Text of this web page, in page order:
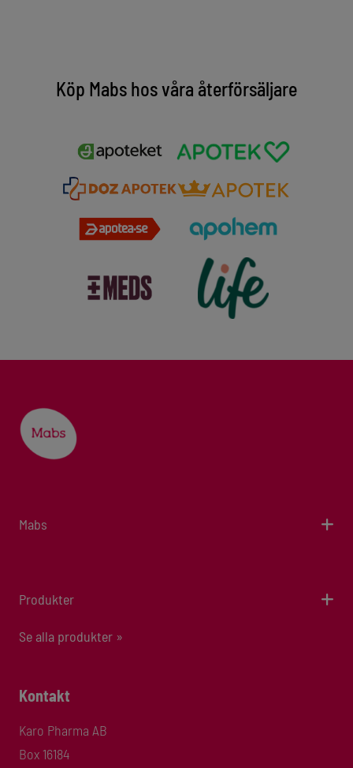
Köp Mabs hos våra återförsäljare
Mabs
Produkter
Se alla produkter »
Kontakt
Karo Pharma AB
Box 16184